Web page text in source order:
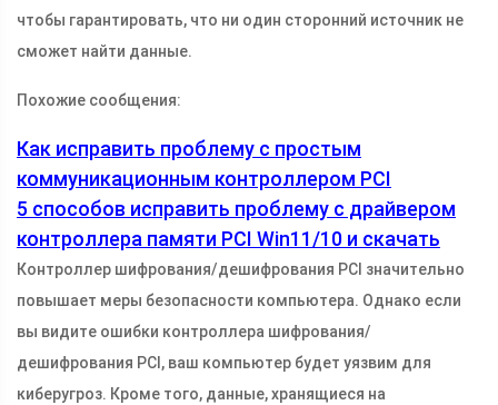
чтобы гарантировать, что ни один сторонний источник не
сможет найти данные.
Похожие сообщения:
Как исправить проблему с простым
коммуникационным контроллером PCI
5 способов исправить проблему с драйвером
контроллера памяти PCI Win11/10 и скачать
Контроллер шифрования/дешифрования PCI значительно
повышает меры безопасности компьютера. Однако если
вы видите ошибки контроллера шифрования/
дешифрования PCI, ваш компьютер будет уязвим для
киберугроз. Кроме того, данные, хранящиеся на